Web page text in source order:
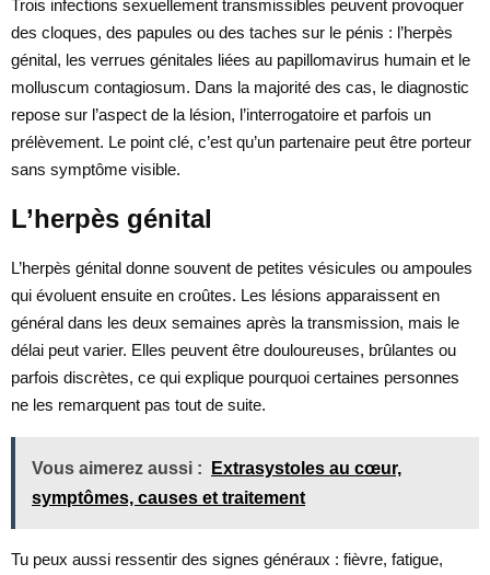
Trois infections sexuellement transmissibles peuvent provoquer
des cloques, des papules ou des taches sur le pénis : l’herpès
génital, les verrues génitales liées au papillomavirus humain et le
molluscum contagiosum. Dans la majorité des cas, le diagnostic
repose sur l’aspect de la lésion, l’interrogatoire et parfois un
prélèvement. Le point clé, c’est qu’un partenaire peut être porteur
sans symptôme visible.
L’herpès génital
L’herpès génital donne souvent de petites vésicules ou ampoules
qui évoluent ensuite en croûtes. Les lésions apparaissent en
général dans les deux semaines après la transmission, mais le
délai peut varier. Elles peuvent être douloureuses, brûlantes ou
parfois discrètes, ce qui explique pourquoi certaines personnes
ne les remarquent pas tout de suite.
Vous aimerez aussi :
Extrasystoles au cœur,
symptômes, causes et traitement
Tu peux aussi ressentir des signes généraux : fièvre, fatigue,